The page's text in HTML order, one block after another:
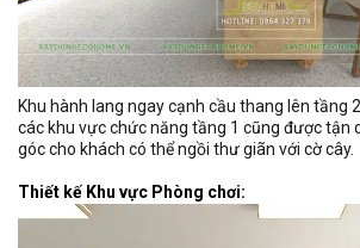
Khu hành lang ngay cạnh cầu thang lên tầng
các khu vực chức năng tầng 1 cũng được tận
góc cho khách có thể ngồi thư giãn với cờ cây.
Thiết kế Khu vực Phòng chơi: